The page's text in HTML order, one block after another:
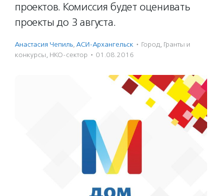
проектов. Комиссия будет оценивать
проекты до 3 августа.
Анастасия Чепиль, АСИ-Архангельск · Город, Гранты и
конкурсы, НКО-сектор · 01.08.2016